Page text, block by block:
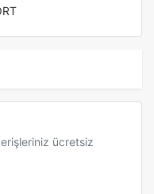
ücretsiz